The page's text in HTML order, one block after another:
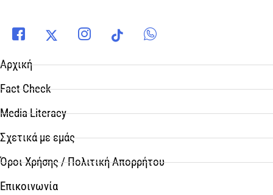
Αρχική
Fact Check
Media Literacy
Σχετικά με εμάς
Όροι Χρήσης / Πολιτική Απορρήτου
Επικοινωνία